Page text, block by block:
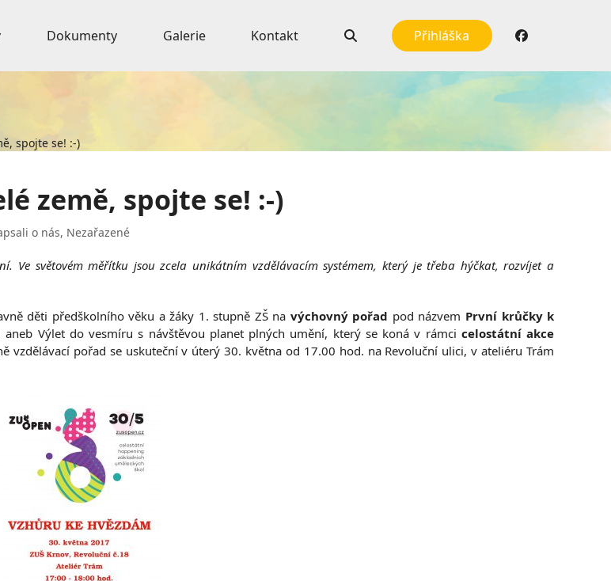
Dokumenty Galerie Kontakt Přihláška
spojte se! :-)
země, spojte se! :-)
o nás, Nezařazené
Ve světovém měřítku jsou zcela unikátním vzdělávacím systémem, který je třeba hýčkat, rozvíjet a
děti předškolního věku a žáky 1. stupně ZŠ na výchovný pořad pod názvem První krůčky k
aneb Výlet do vesmíru s návštěvou planet plných umění, který se koná v rámci celostátní akce
vzdělávací pořad se uskuteční v úterý 30. května od 17.00 hod. na Revoluční ulici, v ateliéru Trám